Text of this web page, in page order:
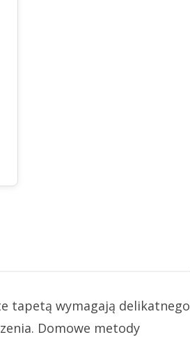
tapetą wymagają delikatnego
Domowe metody